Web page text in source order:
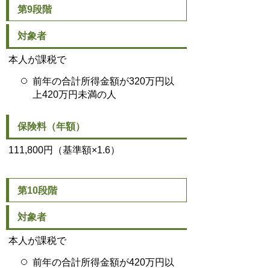
第9段階
対象者
本人が課税で
前年の合計所得金額が320万円以
上420万円未満の人
保険料（年額）
111,800円（基準額×1.6）
第10段階
対象者
本人が課税で
前年の合計所得金額が420万円以